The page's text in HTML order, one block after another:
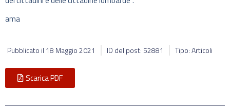
ama
Pubblicato il 18 Maggio 2021 ID del post: 52881 Tipo: Articoli
Scarica PDF